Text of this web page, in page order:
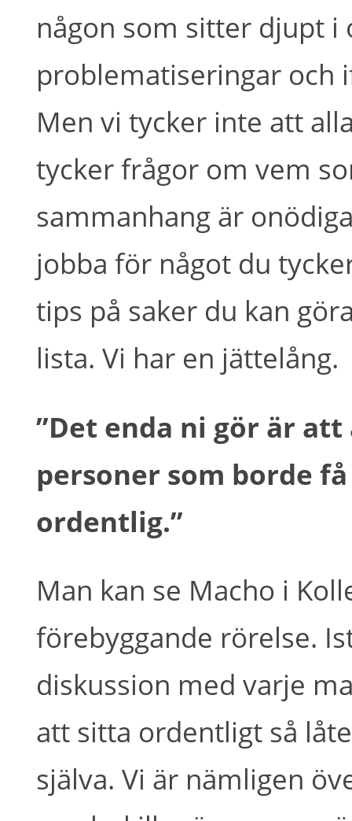
någon som sitter djupt i
problematiseringar och
Men vi tycker inte att
tycker frågor om vem
sammanhang är
jobba för något du
tips på saker du kan
lista. Vi har en jättelång.
”Det enda ni gör är
personer som borde
ordentlig.”
Man kan se Macho i
förebyggande rörelse.
diskussion med varje
att sitta ordentligt så
själva. Vi är nämligen